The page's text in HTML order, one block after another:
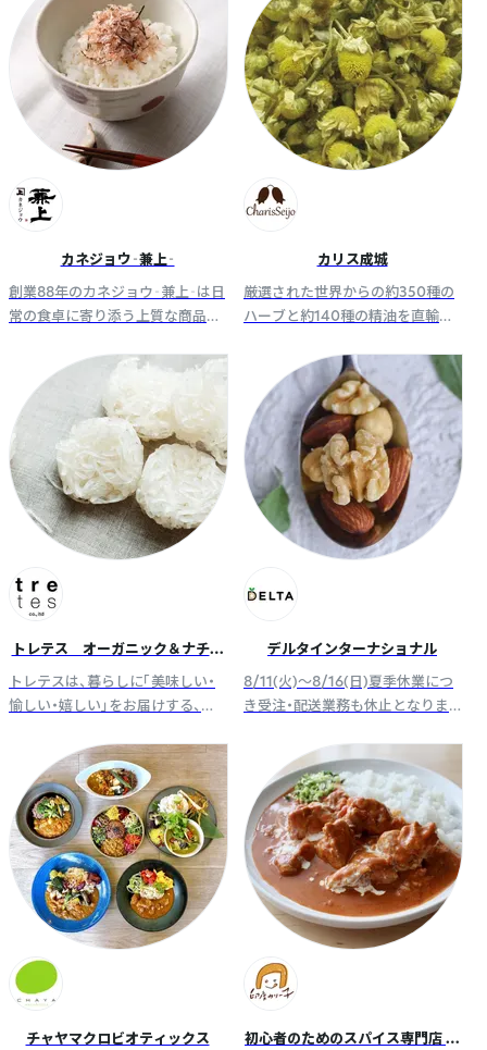
カネジョウ‐兼上‐
創業88年のカネジョウ‐兼上‐は日
常の食卓に寄り添う上質な商品づ
ごはんのお供を静岡でつくってい
ます。
カリス成城
厳選された世界からの約350種の
ハーブと約140種の精油を直輸入。
ンド実績。品質管理は風力・磁力選
別機などを使用し、味と香りを確
保
トレテス オーガニック＆ナチュ
ラル
トレテスは、暮らしに「美味しい・
愉しい・嬉しい」をお届けする、こ
オリジナリティあふれる自慢の商
品ラインナップをぜひご覧くださ
い。
デルタインターナショナル
8/11(火)～8/16(日)夏季休業につ
き受注・配送業務も休止となりま
よろしくお願いいたします。
チャヤマクロビオティックス
初心者のためのスパイス専門店 印